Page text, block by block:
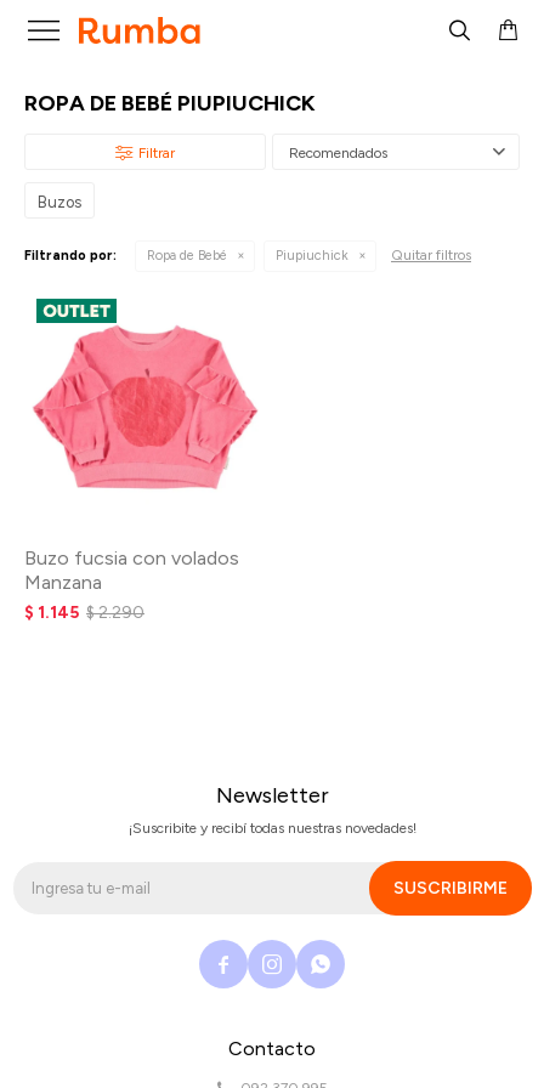

ROPA DE BEBÉ PIUPIUCHICK
Recomendados
Buzos
Filtrando por: Ropa de Bebé Piupiuchick Quitar filtros
Buzo fucsia con volados
Manzana
$ 1.145 $2.290
Contacto
Newsletter
¡Suscribite y recibí todas nuestras novedades!
SUSCRIBIRME
  